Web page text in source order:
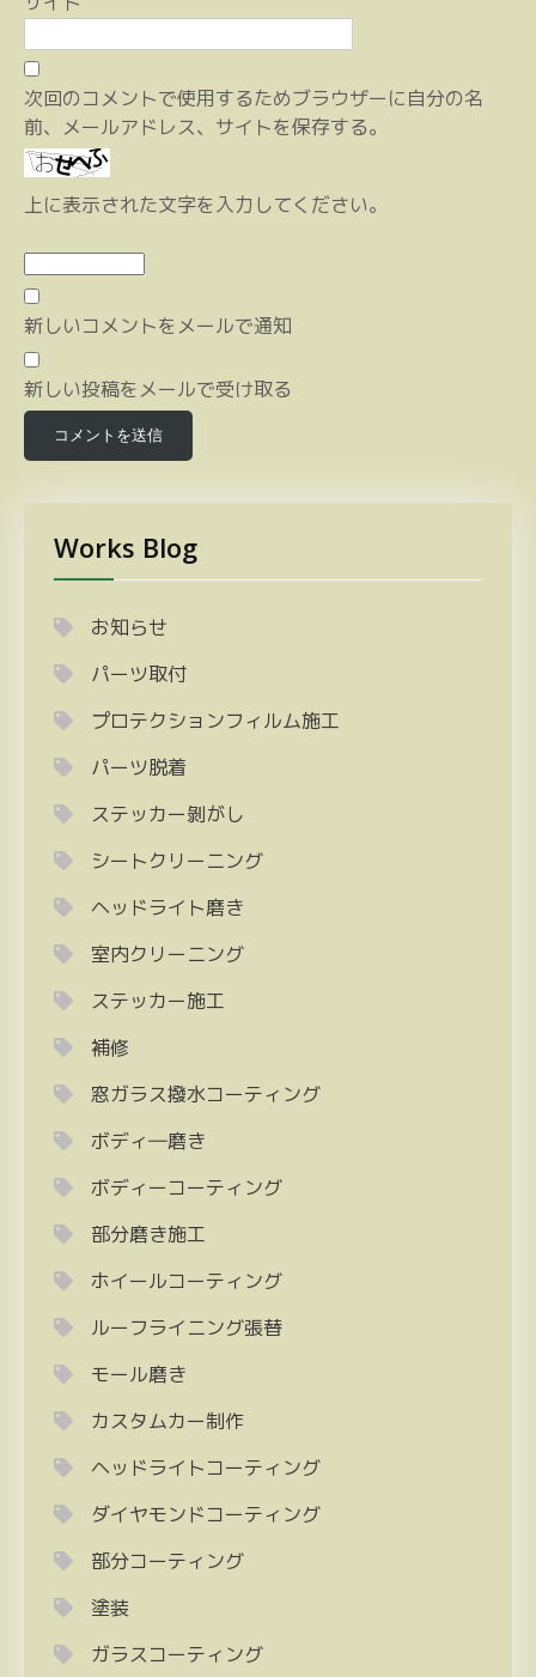
次回のコメントで使用するためブラウザーに自分の名
前、メールアドレス、サイトを保存する。
上に表示された文字を入力してください。
新しいコメントをメールで通知
新しい投稿をメールで受け取る
Works Blog
お知らせ
パーツ取付
プロテクションフィルム施工
パーツ脱着
ステッカー剝がし
シートクリーニング
ヘッドライト磨き
室内クリーニング
ステッカー施工
補修
窓ガラス撥水コーティング
ボディ―磨き
ボディーコーティング
部分磨き施工
ホイールコーティング
ルーフライニング張替
モール磨き
カスタムカー制作
ヘッドライトコーティング
ダイヤモンドコーティング
部分コーティング
塗装
ガラスコーティング